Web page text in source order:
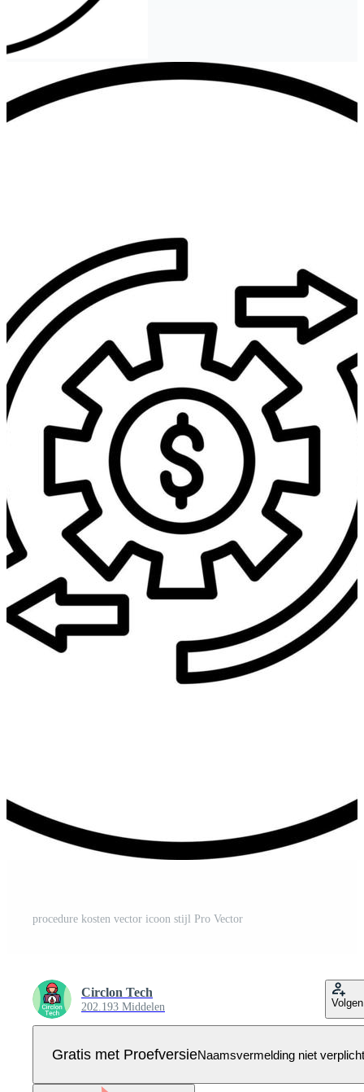
procedure kosten vector icoon stijl Pro Vector
Circlon Tech
202.193 Middelen Volgen
Gratis met ProefversieNaamsvermelding niet verplicht